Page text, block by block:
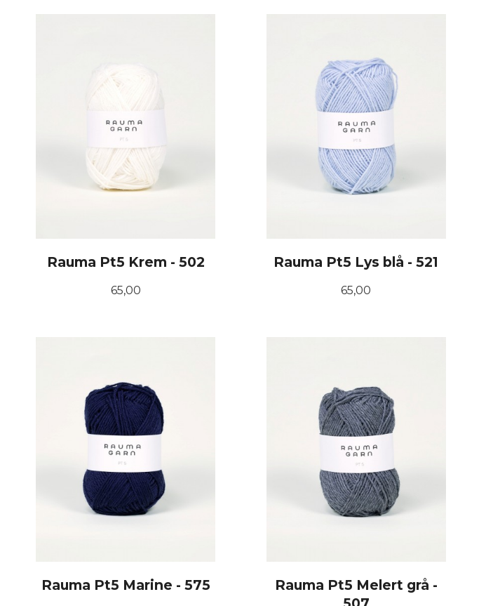
Rauma Pt5 Krem - 502
Pris
65,00
Rauma Pt5 Lys blå - 521
Pris
65,00
Rauma Pt5 Marine - 575
Rauma Pt5 Melert grå -